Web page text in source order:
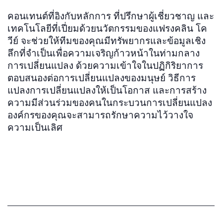
คอนเทนต์ที่อิงกับหลักการ ที่ปรึกษาผู้เชี่ยวชาญ และ
เทคโนโลยีที่เปี่ยมด้วยนวัตกรรมของแฟรงคลิน โค
วีย์ จะช่วยให้ทีมของคุณมีทรัพยากรและข้อมูลเชิง
ลึกที่จำเป็นเพื่อความเจริญก้าวหน้าในท่ามกลาง
การเปลี่ยนแปลง ด้วยความเข้าใจในปฏิกิริยาการ
ตอบสนองต่อการเปลี่ยนแปลงของมนุษย์ วิธีการ
แปลงการเปลี่ยนแปลงให้เป็นโอกาส และการสร้าง
ความมีส่วนร่วมของคนในกระบวนการเปลี่ยนแปลง
องค์กรของคุณจะสามารถรักษาความไว้วางใจ
ความเป็นเลิศ